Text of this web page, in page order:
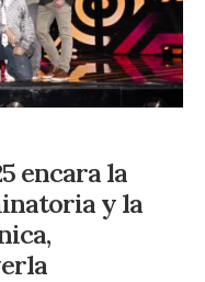
encara la
y la